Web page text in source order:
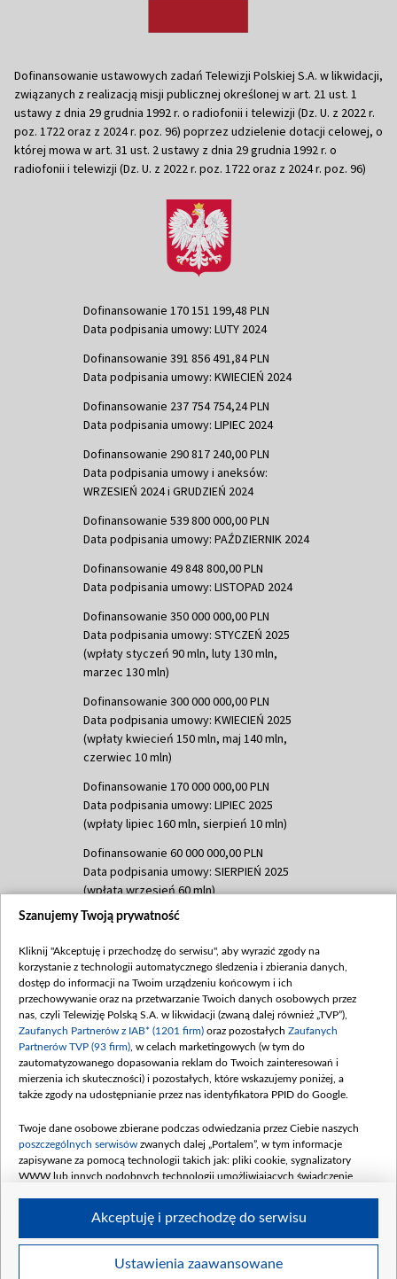
Dofinansowanie ustawowych zadań Telewizji Polskiej S.A. w likwidacji,
związanych z realizacją misji publicznej określonej w art. 21 ust. 1
ustawy z dnia 29 grudnia 1992 r. o radiofonii i telewizji (Dz. U. z 2022 r.
poz. 1722 oraz z 2024 r. poz. 96) poprzez udzielenie dotacji celowej, o
której mowa w art. 31 ust. 2 ustawy z dnia 29 grudnia 1992 r. o
radiofonii i telewizji (Dz. U. z 2022 r. poz. 1722 oraz z 2024 r. poz. 96)
Dofinansowanie 170 151 199,48 PLN
Data podpisania umowy: LUTY 2024
Dofinansowanie 391 856 491,84 PLN
Data podpisania umowy: KWIECIEŃ 2024
Dofinansowanie 237 754 754,24 PLN
Data podpisania umowy: LIPIEC 2024
Dofinansowanie 290 817 240,00 PLN
Data podpisania umowy i aneksów:
WRZESIEŃ 2024 i GRUDZIEŃ 2024
Dofinansowanie 539 800 000,00 PLN
Data podpisania umowy: PAŹDZIERNIK 2024
Dofinansowanie 49 848 800,00 PLN
Data podpisania umowy: LISTOPAD 2024
Dofinansowanie 350 000 000,00 PLN
Data podpisania umowy: STYCZEŃ 2025
(wpłaty styczeń 90 mln, luty 130 mln,
marzec 130 mln)
Dofinansowanie 300 000 000,00 PLN
Data podpisania umowy: KWIECIEŃ 2025
(wpłaty kwiecień 150 mln, maj 140 mln,
czerwiec 10 mln)
Dofinansowanie 170 000 000,00 PLN
Data podpisania umowy: LIPIEC 2025
(wpłaty lipiec 160 mln, sierpień 10 mln)
Dofinansowanie 60 000 000,00 PLN
Data podpisania umowy: SIERPIEŃ 2025
(wpłata wrzesień 60 mln)
Dofinansowanie 635 783 051,21 PLN
(wpłata wrzesień 100 mln, październik 350
mln, listopad 265 mln)
Dofinansowanie 48 862 000,00 PLN
Data podpisania umowy: GRUDZIEŃ 2025
(wpłata grudzień 60,548 mln)
Dofinansowanie 900 000 000,00 PLN
Data podpisania umowy: LUTY 2026 (wpłata
kwiecień 180 mln, 7 maja 180 mln, 8
czerwca 90 mln)
Dofinansowanie 250 000 000,00 PLN
4 sierpnia 250 mln
Szanujemy Twoją prywatność
Kliknij "Akceptuję i przechodzę do serwisu", aby wyrazić zgody na
korzystanie z technologii automatycznego śledzenia i zbierania danych,
dostęp do informacji na Twoim urządzeniu końcowym i ich
przechowywanie oraz na przetwarzanie Twoich danych osobowych przez
nas, czyli Telewizję Polską S.A. w likwidacji (zwaną dalej również „TVP”),
Zaufanych Partnerów z IAB* (1201 firm) oraz pozostałych Zaufanych
Partnerów TVP (93 firm) , w celach marketingowych (w tym do
zautomatyzowanego dopasowania reklam do Twoich zainteresowań i
mierzenia ich skuteczności) i pozostałych, które wskazujemy poniżej, a
także zgody na udostępnianie przez nas identyfikatora PPID do Google.
Twoje dane osobowe zbierane podczas odwiedzania przez Ciebie naszych
poszczególnych serwisów zwanych dalej „Portalem”, w tym informacje
zapisywane za pomocą technologii takich jak: pliki cookie, sygnalizatory
WWW lub innych podobnych technologii umożliwiających świadczenie
Twoje dane osobowe zbierane podczas odwiedzania przez Ciebie
Ustawienia zaawansowane
Akceptuję i przechodzę do serwisu